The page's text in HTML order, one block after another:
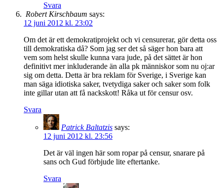
Svara
Robert Kirschbaum says:
12 juni 2012 kl. 23:02
Om det är ett demokratiprojekt och vi censurerar, gör detta oss
till demokratiska då? Som jag ser det så säger hon bara att
vem som helst skulle kunna vara jude, på det sättet är hon
definitivt mer inkluderande än alla pk människor som nu oj:ar
sig om detta. Detta är bra reklam för Sverige, i Sverige kan
man säga idiotiska saker, tvetydiga saker och saker som folk
inte gillar utan att få nackskott! Råka ut för censur osv.
Svara
Patrick Baltatzis says:
12 juni 2012 kl. 23:56
Det är väl ingen här som ropar på censur, snarare på
sans och Gud förbjude lite eftertanke.
Svara